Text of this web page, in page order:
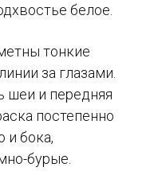
белое.
тонкие
за глазами.
шеи и передняя
постепенно
и бока,
бурые.